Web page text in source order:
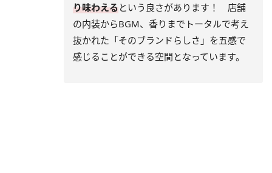
り味わえるという良さがあります！ 店舗
の内装からBGM、香りまでトータルで考え
抜かれた「そのブランドらしさ」を五感で
感じることができる空間となっています。